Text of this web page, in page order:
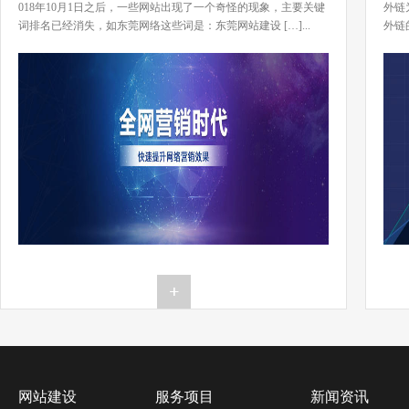
018年10月1日之后，一些网站出现了一个奇怪的现象，主要关键
词排名已经消失，如东莞网络这些词是：东莞网站建设 […]...
外链
外链
网站建设 服务项目 新闻资讯